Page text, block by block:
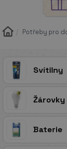
Potřeby pro
Svítilny
Žárovky
Baterie